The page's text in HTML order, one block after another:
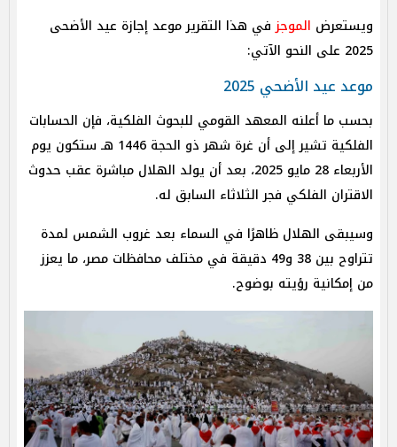
ويستعرض الموجزفي هذا التقرير موعد إجازة عيد الأضحى
2025 على النحو الآتي:
موعد عيد الأضحي 2025
بحسب ما أعلنه المعهد القومي للبحوث الفلكية، فإن الحسابات
الفلكية تشير إلى أن غرة شهر ذو الحجة 1446 هـ ستكون يوم
الأربعاء 28 مايو 2025، بعد أن يولد الهلال مباشرة عقب حدوث
الاقتران الفلكي فجر الثلاثاء السابق له.
وسيبقى الهلال ظاهرًا في السماء بعد غروب الشمس لمدة
تتراوح بين 38 و49 دقيقة في مختلف محافظات مصر، ما يعزز
من إمكانية رؤيته بوضوح.